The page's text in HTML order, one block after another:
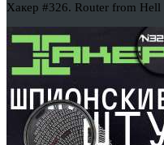
Хакер #326. Router from Hell